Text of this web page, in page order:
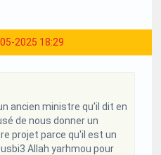
2025 18:29
ancien ministre qu'il dit en
de nous donner un
projet parce qu'il est un
Allah yarhmou pour